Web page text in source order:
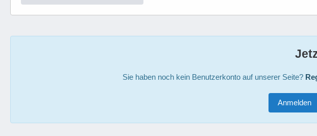
Sie haben noch kein Benutzerkonto auf unserer Seite?
Anmelden